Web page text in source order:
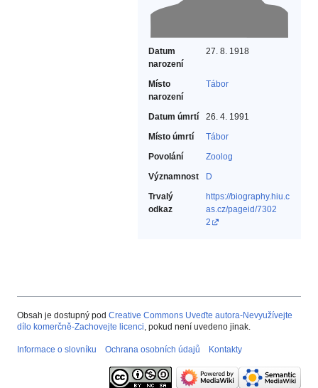
Datum
narození
27. 8. 1918
Místo
narození
Tábor
Datum úmrtí
26. 4. 1991
Místo úmrtí
Tábor
Povolání
Zoolog‎
Významnost
D
Trvalý
odkaz
https://biography.hiu.c
as.cz/pageid/7302
2
Obsah je dostupný pod Creative Commons Uveďte autora-Nevyužívejte
dílo komerčně-Zachovejte licenci, pokud není uvedeno jinak.
Informace o slovníku Ochrana osobních údajů Kontakty